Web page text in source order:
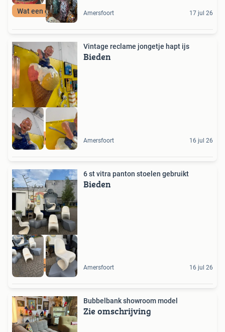
Wat een collectie Amersfoort 17 jul 26
Te leuk
Vintage reclame jongetje hapt ijs
Bieden
Amersfoort 16 jul 26
Design
6 st vitra panton stoelen gebruikt
Bieden
Amersfoort 16 jul 26
Bubbelbank showroom model
Zie omschrijving